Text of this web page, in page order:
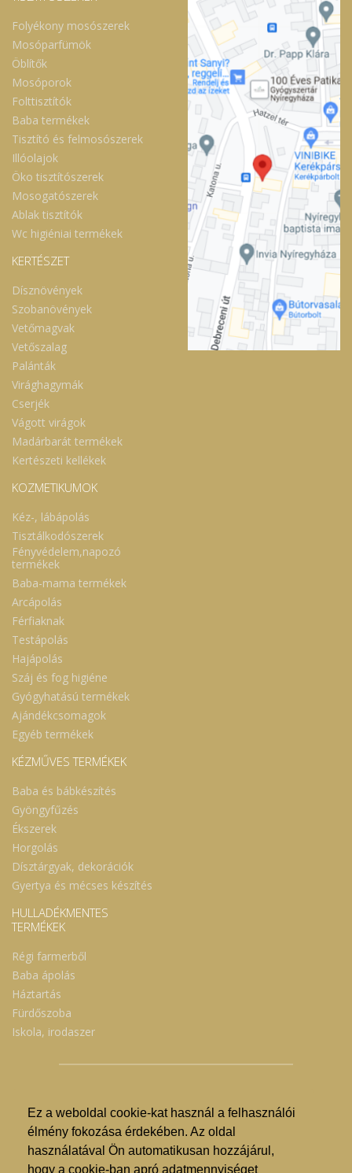
Ez a weboldal cookie-kat használ a felhasználói
élmény fokozása érdekében. Az oldal
használatával Ön automatikusan hozzájárul,
hogy a cookie-ban apró adatmennyiséget
Folyékony mosószerek
Mosóparfümök
Öblítők
Mosóporok
Folttisztítók
Baba termékek
Tisztító és felmosószerek
Illóolajok
Öko tisztítószerek
Mosogatószerek
Ablak tisztítók
Wc higiéniai termékek
KERTÉSZET
Dísznövények
Szobanövények
Vetőmagvak
Vetőszalag
Palánták
Virághagymák
Cserjék
Vágott virágok
Madárbarát termékek
Kertészeti kellékek
KOZMETIKUMOK
Kéz-, lábápolás
Tisztálkodószerek
Fényvédelem,napozó
termékek
Baba-mama termékek
Arcápolás
Férfiaknak
Testápolás
Hajápolás
Száj és fog higiéne
Gyógyhatású termékek
Ajándékcsomagok
Egyéb termékek
KÉZMŰVES TERMÉKEK
Baba és bábkészítés
Gyöngyfűzés
Ékszerek
Horgolás
Dísztárgyak, dekorációk
Gyertya és mécses készítés
HULLADÉKMENTES
TERMÉKEK
Régi farmerből
Baba ápolás
Háztartás
Fürdőszoba
Iskola, irodaszer
© Nyíregyházi Kosár Közösség 2019.
Hogyan lehet vásárolni?